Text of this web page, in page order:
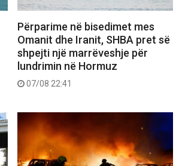
Përparime në bisedimet mes
Omanit dhe Iranit, SHBA pret së
shpejti një marrëveshje për
lundrimin në Hormuz
07/08 22:41